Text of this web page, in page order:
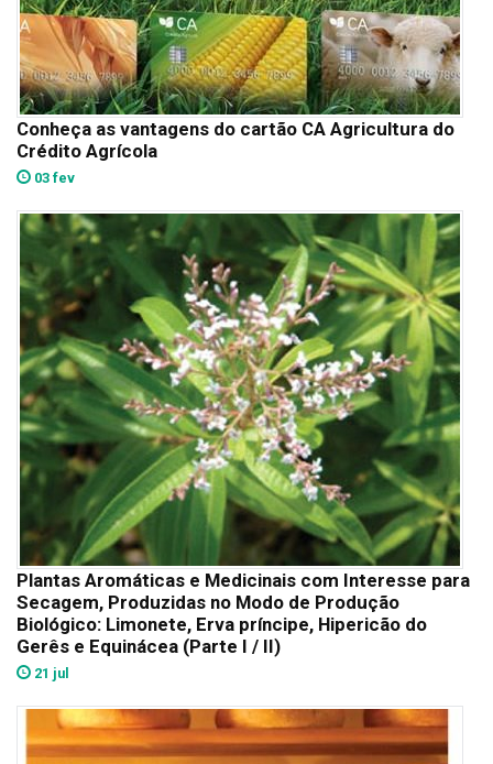
Conheça as vantagens do cartão CA Agricultura do
Crédito Agrícola
03 fev
Plantas Aromáticas e Medicinais com Interesse para
Secagem, Produzidas no Modo de Produção
Biológico: Limonete, Erva príncipe, Hipericão do
Gerês e Equinácea (Parte I / II)
21 jul